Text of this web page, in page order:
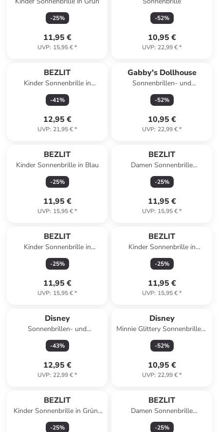
-25%
11,95 €
UVP: 15,95 €*
-52%
10,95 €
UVP: 22,99 €*
BEZLIT
Kinder Sonnenbrille in
Schwarz Weiß
-41%
12,95 €
UVP: 21,95 €*
Gabby's Dollhouse
Sonnenbrillen- und
Haarschmuckset
-52%
10,95 €
UVP: 22,99 €*
BEZLIT
Kinder Sonnenbrille in Blau
-25%
11,95 €
UVP: 15,95 €*
BEZLIT
Damen Sonnenbrille
Polarisiert in Rosa-Pink
-25%
11,95 €
UVP: 15,95 €*
BEZLIT
Kinder Sonnenbrille in
Schwarz
-25%
11,95 €
UVP: 15,95 €*
BEZLIT
Kinder Sonnenbrille in
Schwarz-Gelb
-25%
11,95 €
UVP: 15,95 €*
Disney
Sonnenbrillen- und
Haaraccessoire-Set
-43%
12,95 €
UVP: 22,99 €*
Disney
Minnie Glittery Sonnenbrillen-
und Haarzubehörset
-52%
10,95 €
UVP: 22,99 €*
BEZLIT
Kinder Sonnenbrille in Grün-
Schwarz
-25%
BEZLIT
Damen Sonnenbrille
Polarisiert in Schwarz-Orange
-25%